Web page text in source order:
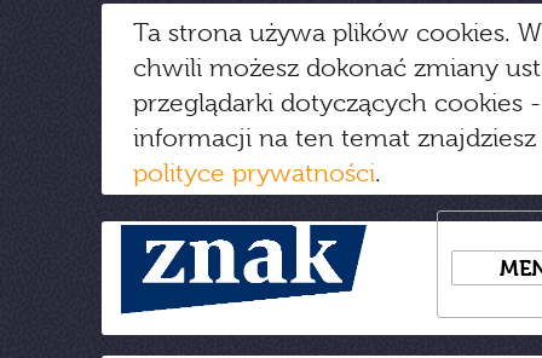
Ta strona używa plików cookies.
chwili możesz dokonać zmiany
przeglądarki dotyczących cookies
informacji na ten temat
polityce prywatności.